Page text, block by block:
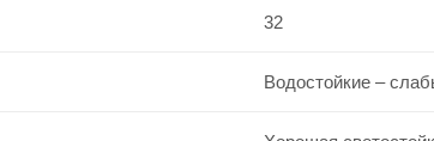
32
Водостойкие –